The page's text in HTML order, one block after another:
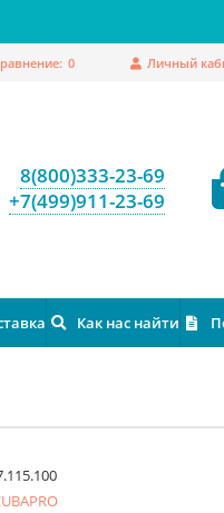
Личный
0
8(800)333-23-69
+7(499)911-23-69
Как нас найти